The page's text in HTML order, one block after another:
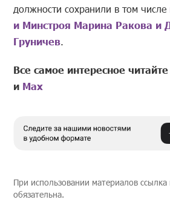
должности сохранили в том числе
и Минстроя Марина Ракова и
Груничев.
Все самое интересное
и Mах
При использовании материалов
обязательна.